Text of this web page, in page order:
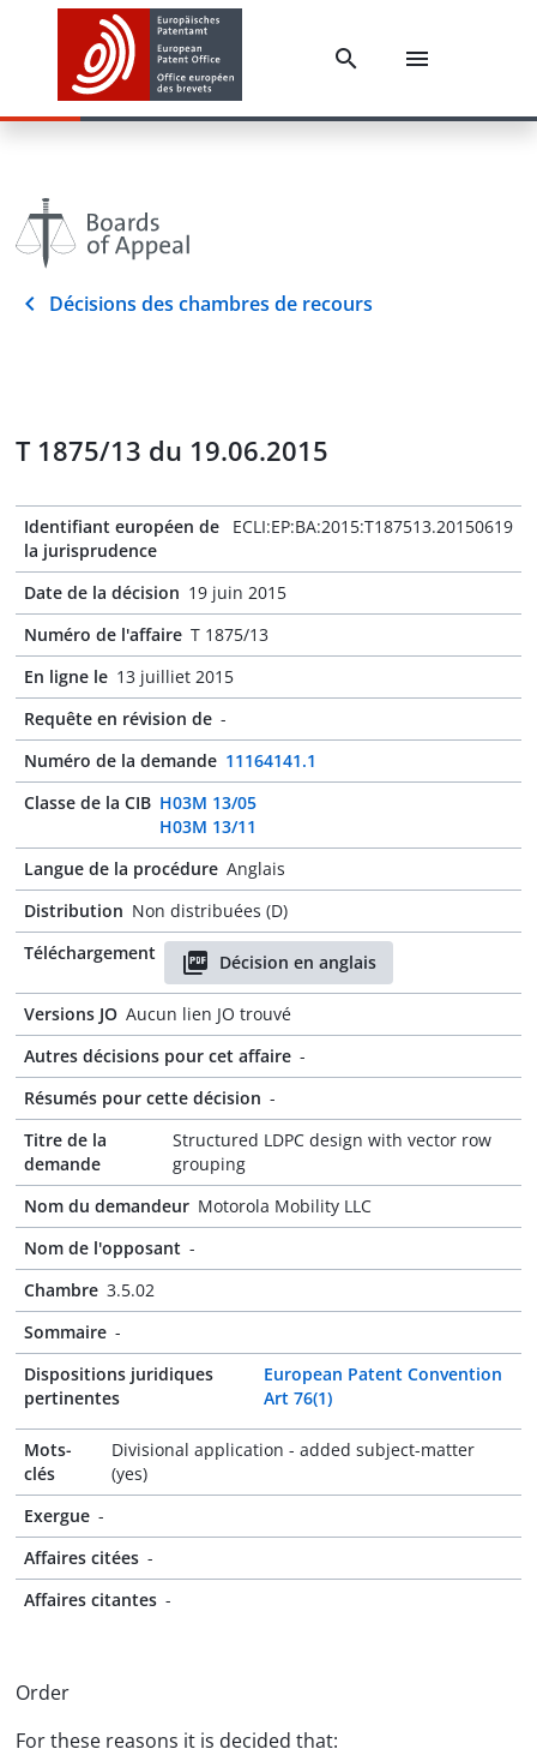
Décisions des chambres de recours
T 1875/13 du 19.06.2015
Identifiant européen de
la jurisprudence
ECLI:EP:BA:2015:T187513.20150619
Date de la décision 19 juin 2015
Numéro de l'affaire T 1875/13
En ligne le 13 juilliet 2015
Requête en révision de -
Numéro de la demande 11164141.1
Classe de la CIB H03M 13/05
H03M 13/11
Langue de la procédure Anglais
Distribution Non distribuées (D)
Téléchargement
Décision en anglais
Versions JO Aucun lien JO trouvé
Autres décisions pour cet affaire -
Résumés pour cette décision -
Titre de la
demande
Structured LDPC design with vector row
grouping
Nom du demandeur Motorola Mobility LLC
Nom de l'opposant -
Chambre 3.5.02
Sommaire -
Dispositions juridiques
pertinentes
European Patent Convention
Art 76(1)
Mots-
clés
Divisional application - added subject-matter
(yes)
Exergue -
Affaires citées -
Affaires citantes -
Order
For these reasons it is decided that: